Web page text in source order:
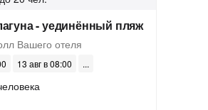
- уединённый пляж
Вашего отеля
13 авг в 08:00